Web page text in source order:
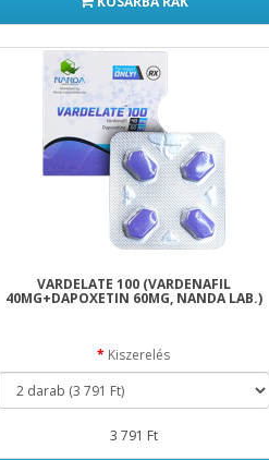
VARDELATE 100 (VARDENAFIL
40MG+DAPOXETIN 60MG, NANDA LAB.)
Kiszerelés
3 791 Ft